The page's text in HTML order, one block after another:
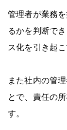
管理者が業務
るかを判断で
ス化を引き起
また社内の管
とで、責任の
す。